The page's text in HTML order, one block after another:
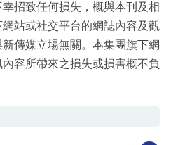
招致任何損失，概與本刊及相
站或社交平台的網誌內容及觀
傳媒立場無關。本集團旗下網
容所帶來之損失或損害概不負